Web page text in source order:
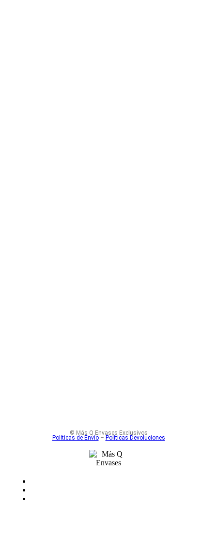
© Más Q Envases Exclusivos
Políticas de Envío– Políticas Devoluciones